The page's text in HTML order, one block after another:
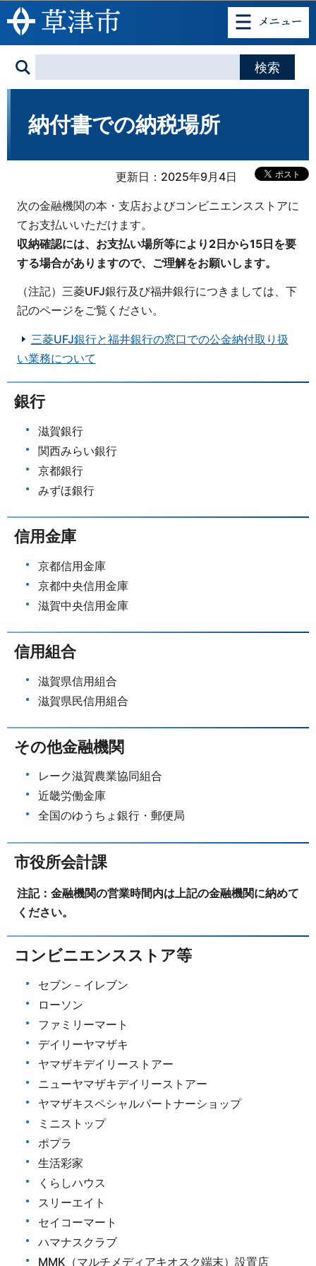
このページの本文へ移動
納付書での納税場所
更新日：2025年9月4日
次の金融機関の本・支店およびコンビニエンスストアに
てお支払いいただけます。
収納確認には、お支払い場所等により2日から15日を要
する場合がありますので、ご理解をお願いします。
（注記）三菱UFJ銀行及び福井銀行につきましては、下
記のページをご覧ください。
三菱UFJ銀行と福井銀行の窓口での公金納付取り扱
い業務について
銀行
滋賀銀行
関西みらい銀行
京都銀行
みずほ銀行
信用金庫
京都信用金庫
京都中央信用金庫
滋賀中央信用金庫
信用組合
滋賀県信用組合
滋賀県民信用組合
その他金融機関
レーク滋賀農業協同組合
近畿労働金庫
全国のゆうちょ銀行・郵便局
市役所会計課
注記：金融機関の営業時間内は上記の金融機関に納めて
ください。
コンビニエンスストア等
セブン－イレブン
ローソン
ファミリーマート
デイリーヤマザキ
ヤマザキデイリーストアー
ニューヤマザキデイリーストアー
ヤマザキスペシャルパートナーショップ
ミニストップ
ポプラ
生活彩家
くらしハウス
スリーエイト
セイコーマート
ハマナスクラブ
MMK（マルチメディアキオスク端末）設置店